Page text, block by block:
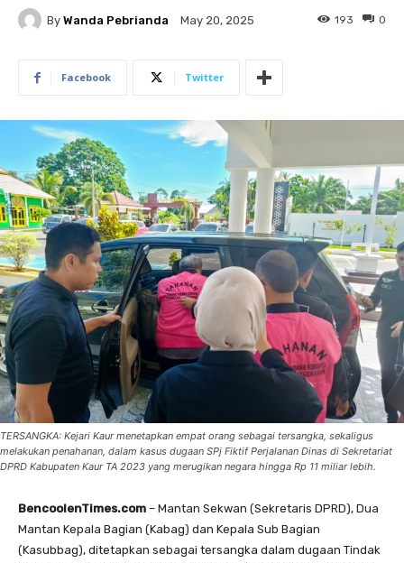
By Wanda Pebrianda May 20, 2025 0
193
Facebook Twitter
TERSANGKA: Kejari Kaur menetapkan empat orang sebagai tersangka, sekaligus
melakukan penahanan, dalam kasus dugaan SPj Fiktif Perjalanan Dinas di Sekretariat
DPRD Kabupaten Kaur TA 2023 yang merugikan negara hingga Rp 11 miliar lebih.
BencoolenTimes.com – Mantan Sekwan (Sekretaris DPRD), Dua
Mantan Kepala Bagian (Kabag) dan Kepala Sub Bagian
(Kasubbag), ditetapkan sebagai tersangka dalam dugaan Tindak